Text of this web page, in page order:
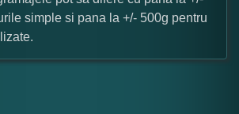
simple si pana la +/- 500g pentru